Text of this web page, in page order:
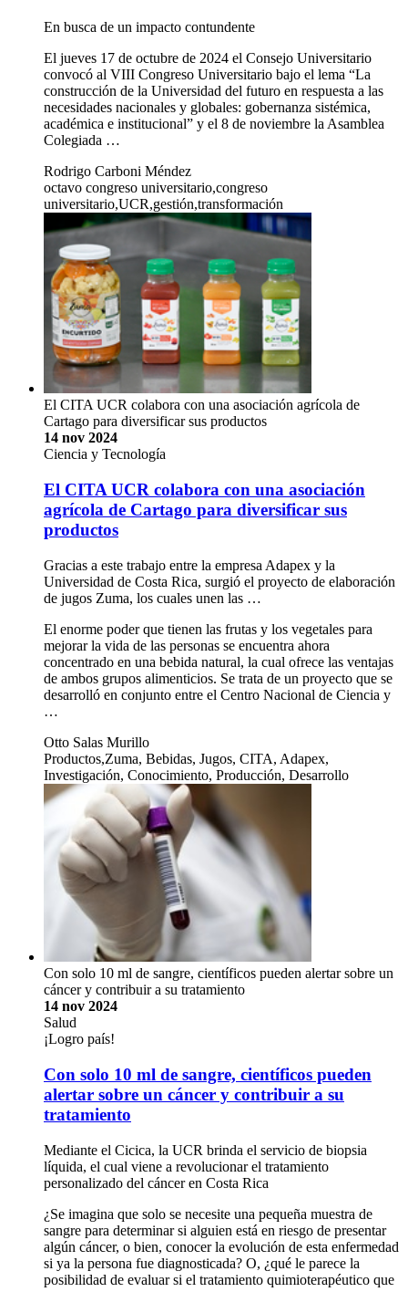
En busca de un impacto contundente
El jueves 17 de octubre de 2024 el Consejo Universitario
convocó al VIII Congreso Universitario bajo el lema “La
construcción de la Universidad del futuro en respuesta a las
necesidades nacionales y globales: gobernanza sistémica,
académica e institucional” y el 8 de noviembre la Asamblea
Colegiada …
Rodrigo Carboni Méndez
octavo congreso universitario,congreso
universitario,UCR,gestión,transformación
El CITA UCR colabora con una asociación agrícola de
Cartago para diversificar sus productos
14 nov 2024
Ciencia y Tecnología
El CITA UCR colabora con una asociación
agrícola de Cartago para diversificar sus
productos
Gracias a este trabajo entre la empresa Adapex y la
Universidad de Costa Rica, surgió el proyecto de elaboración
de jugos Zuma, los cuales unen las …
El enorme poder que tienen las frutas y los vegetales para
mejorar la vida de las personas se encuentra ahora
concentrado en una bebida natural, la cual ofrece las ventajas
de ambos grupos alimenticios. Se trata de un proyecto que se
desarrolló en conjunto entre el Centro Nacional de Ciencia y
…
Otto Salas Murillo
Productos,Zuma, Bebidas, Jugos, CITA, Adapex,
Investigación, Conocimiento, Producción, Desarrollo
Con solo 10 ml de sangre, científicos pueden alertar sobre un
cáncer y contribuir a su tratamiento
14 nov 2024
Salud
¡Logro país!
Con solo 10 ml de sangre, científicos pueden
alertar sobre un cáncer y contribuir a su
tratamiento
Mediante el Cicica, la UCR brinda el servicio de biopsia
líquida, el cual viene a revolucionar el tratamiento
personalizado del cáncer en Costa Rica
¿Se imagina que solo se necesite una pequeña muestra de
sangre para determinar si alguien está en riesgo de presentar
algún cáncer, o bien, conocer la evolución de esta enfermedad
si ya la persona fue diagnosticada? O, ¿qué le parece la
posibilidad de evaluar si el tratamiento quimioterapéutico que